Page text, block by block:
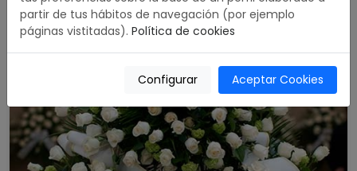
partir de tus hábitos de navegación (por ejemplo
páginas vistitadas). Política de cookies
Configurar Aceptar Cookies